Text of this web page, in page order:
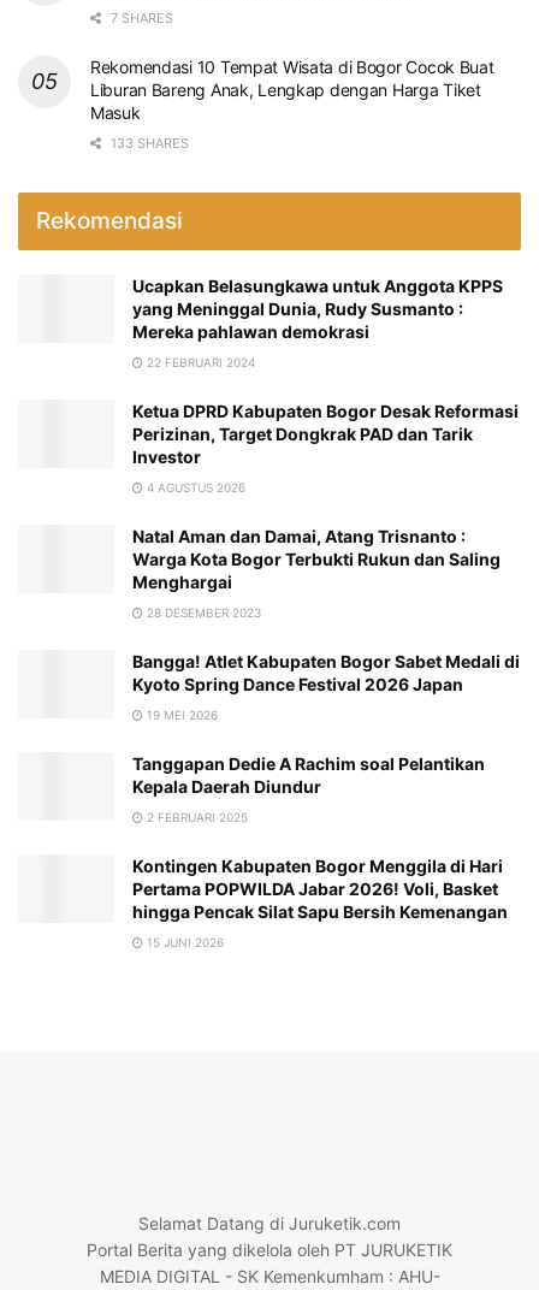
7 SHARES
Rekomendasi 10 Tempat Wisata di Bogor Cocok Buat
Liburan Bareng Anak, Lengkap dengan Harga Tiket
Masuk
133 SHARES
Rekomendasi
Ucapkan Belasungkawa untuk Anggota KPPS
yang Meninggal Dunia, Rudy Susmanto :
Mereka pahlawan demokrasi
22 FEBRUARI 2024
Ketua DPRD Kabupaten Bogor Desak Reformasi
Perizinan, Target Dongkrak PAD dan Tarik
Investor
4 AGUSTUS 2026
Natal Aman dan Damai, Atang Trisnanto :
Warga Kota Bogor Terbukti Rukun dan Saling
Menghargai
28 DESEMBER 2023
Bangga! Atlet Kabupaten Bogor Sabet Medali di
Kyoto Spring Dance Festival 2026 Japan
19 MEI 2026
Tanggapan Dedie A Rachim soal Pelantikan
Kepala Daerah Diundur
2 FEBRUARI 2025
Kontingen Kabupaten Bogor Menggila di Hari
Pertama POPWILDA Jabar 2026! Voli, Basket
hingga Pencak Silat Sapu Bersih Kemenangan
15 JUNI 2026
Selamat Datang di Juruketik.com
Portal Berita yang dikelola oleh PT JURUKETIK
MEDIA DIGITAL - SK Kemenkumham : AHU-